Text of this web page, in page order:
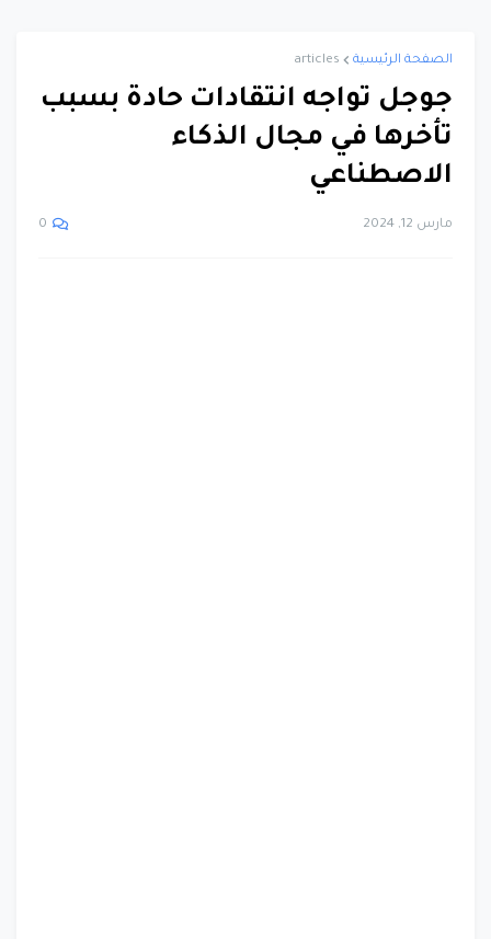
الصفحة الرئيسية articles
جوجل تواجه انتقادات حادة بسبب
تأخرها في مجال الذكاء
الاصطناعي
مارس 12, 2024 0